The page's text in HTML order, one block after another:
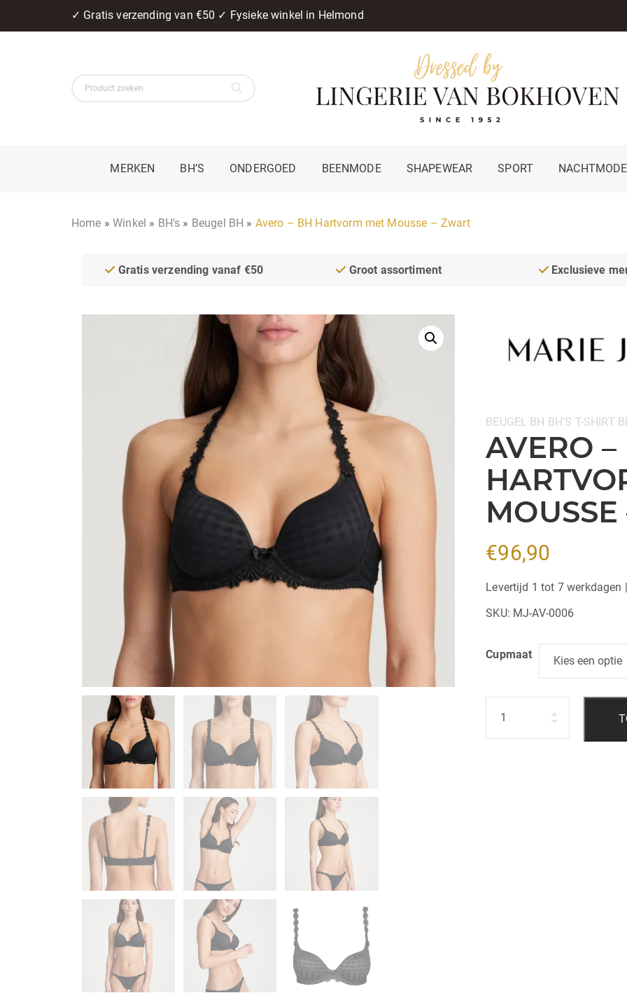
✓ Gratis verzending van €50 ✓ Fysieke winkel in Helmond
MERKEN BH’S ONDERGOED BEENMODE SHAPEWEAR SPORT NACHTMODE
Home »Winkel » BH's » Beugel BH » Avero – BH Hartvorm met Mousse – Zwart
Gratis verzending vanaf €50 Groot assortiment Exclusieve
Categorieën:
BEUGEL BH BH'S T-SHIRT
AVERO –
€96,90
Levertijd 1 tot 7 werkdagen
SKU: MJ-AV-0006
Cupmaat